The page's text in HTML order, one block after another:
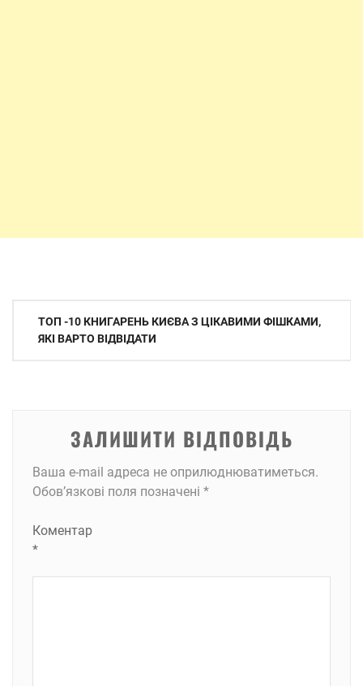
Навігація
записів
ТОП -10 КНИГАРЕНЬ КИЄВА З ЦІКАВИМИ ФІШКАМИ,
ЯКІ ВАРТО ВІДВІДАТИ
ЗАЛИШИТИ ВІДПОВІДЬ
Ваша e-mail адреса не оприлюднюватиметься.
Обов’язкові поля позначені *
Коментар
*